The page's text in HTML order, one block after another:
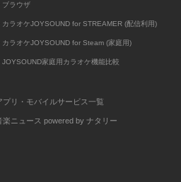
ブラウザ
カラオケJOYSOUND for STREAMER (配信利用)
カラオケJOYSOUND for Steam (家庭用)
JOYSOUND家庭用カラオケ機能比較
プリ・モバイルサービス一覧
楽ニュース powered by ナタリー